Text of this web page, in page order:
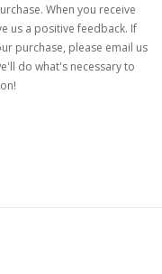
When you receive
us a positive feedback. If
purchase, please email us
do what's necessary to